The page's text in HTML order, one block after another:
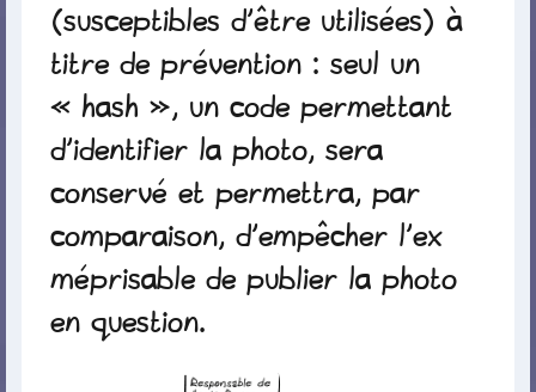
(susceptibles d’être utilisées) à
titre de prévention : seul un
« hash », un code permettant
d’identifier la photo, sera
conservé et permettra, par
comparaison, d’empêcher l’ex
méprisable de publier la photo
en question.